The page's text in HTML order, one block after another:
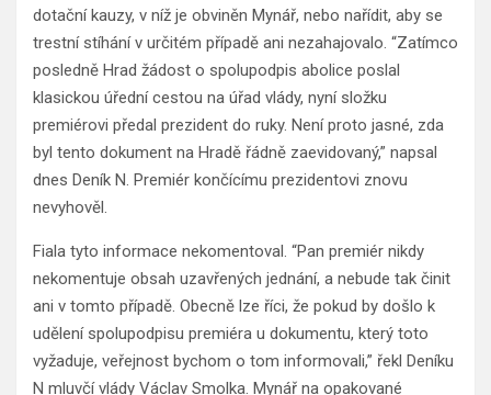
dotační kauzy, v níž je obviněn Mynář, nebo nařídit, aby se
trestní stíhání v určitém případě ani nezahajovalo. “Zatímco
posledně Hrad žádost o spolupodpis abolice poslal
klasickou úřední cestou na úřad vlády, nyní složku
premiérovi předal prezident do ruky. Není proto jasné, zda
byl tento dokument na Hradě řádně zaevidovaný,” napsal
dnes Deník N. Premiér končícímu prezidentovi znovu
nevyhověl.
Fiala tyto informace nekomentoval. “Pan premiér nikdy
nekomentuje obsah uzavřených jednání, a nebude tak činit
ani v tomto případě. Obecně lze říci, že pokud by došlo k
udělení spolupodpisu premiéra u dokumentu, který toto
vyžaduje, veřejnost bychom o tom informovali,” řekl Deníku
N mluvčí vlády Václav Smolka. Mynář na opakované